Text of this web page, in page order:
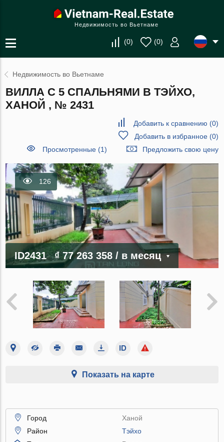
Недвижимость во Вьетнаме
(0) (0)
Недвижимость во Вьетнаме
ВИЛЛА С 5 СПАЛЬНЯМИ В ТЭЙХО,
ХАНОЙ , № 2431
Добавить к сравнению (0)
Добавить в избранное(0)
Просмотренные (1)
Предложить свою цену
126
ID2431 ₫ 77 263 358/ в месяц
Показать на карте
Город
Ханой
Район
Тэйхо